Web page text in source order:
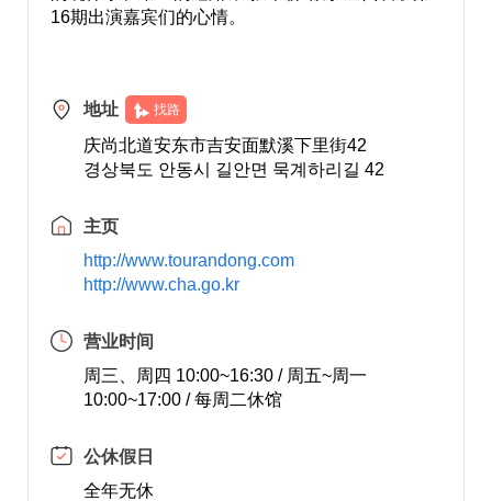
16期出演嘉宾们的心情。
地址 找路
庆尚北道安东市吉安面默溪下里街42
경상북도 안동시 길안면 묵계하리길 42
主页
http://www.tourandong.com
http://www.cha.go.kr
营业时间
周三、周四 10:00~16:30 / 周五~周一
10:00~17:00 / 每周二休馆
公休假日
全年无休